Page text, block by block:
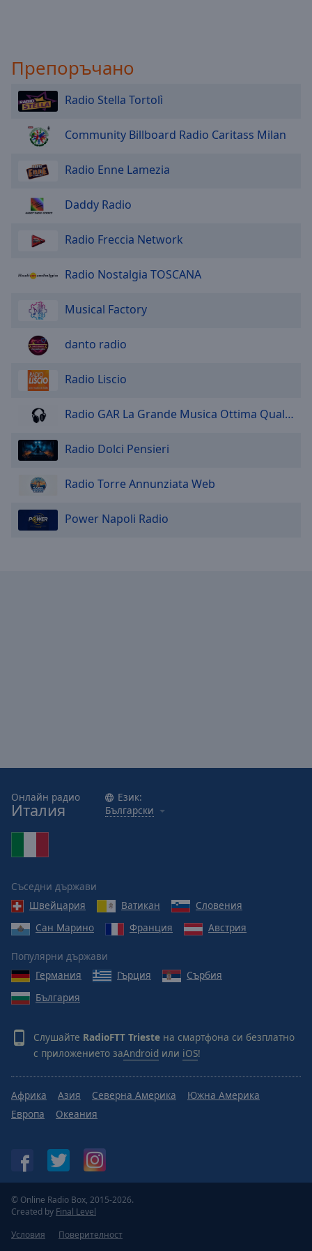
Препоръчано
Radio Stella Tortolì
Community Billboard Radio Caritass Milan
Radio Enne Lamezia
Daddy Radio
Radio Freccia Network
Radio Nostalgia TOSCANA
Musical Factory
danto radio
Radio Liscio
Radio GAR La Grande Musica Ottima Qualità
Radio Dolci Pensieri
Radio Torre Annunziata Web
Power Napoli Radio
Онлайн радио
Италия
Език:
Български
Съседни държави
Швейцария
Ватикан
Словения
Сан Марино
Франция Австрия
Популярни държави
Германия
Гърция
Сърбия
България
Слушайте RadioFTT Trieste на смартфона си безплатно
с приложението заAndroid или iOS!
Африка Азия Северна Америка
Южна Америка
Европа
Океания
© Online Radio Box, 2015-2026.
Created by Final Level
Условия
Поверителност